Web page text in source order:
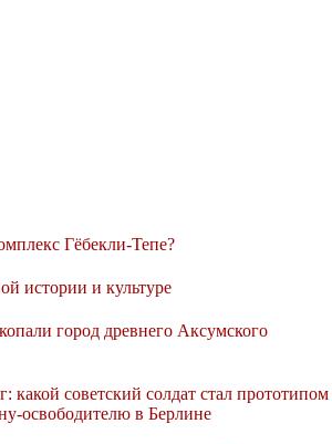
Гёбекли-Тепе?
истории и культуре
город древнего Аксумского
какой советский солдат стал прототипом
освободителю в Берлине